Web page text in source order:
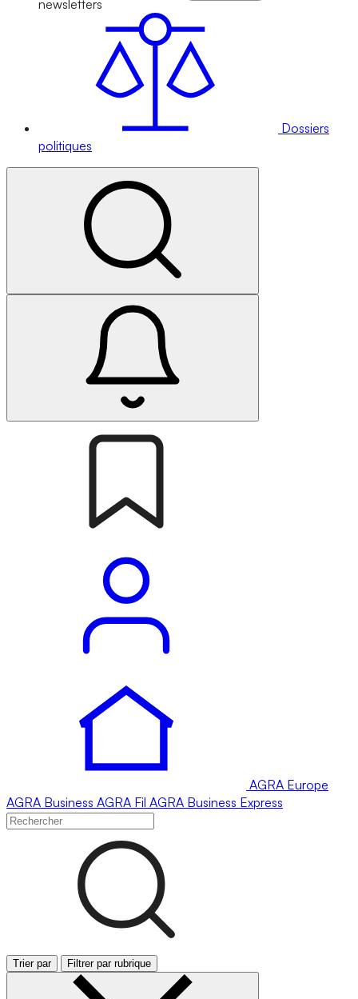
newsletters
Dossiers
politiques
AGRA Europe
AGRA Business AGRA Fil AGRA Business Express
Trier par Filtrer par rubrique